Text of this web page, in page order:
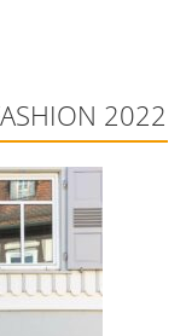
2022